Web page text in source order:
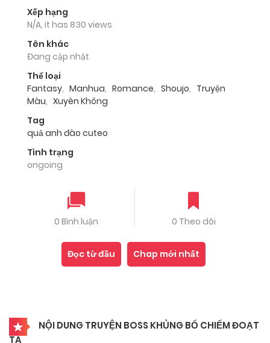
Xếp hạng
N/A, it has 830 views
Tên khác
Đang cập nhật
Thể loại
Fantasy, Manhua, Romance, Shoujo, Truyện
Màu, Xuyên Không
Tag
quả anh đào cuteo
Tình trạng
ongoing
0 Bình luận 0 Theo dõi
Đọc từ đầu Chap mới nhất
NỘI DUNG TRUYỆN BOSS KHỦNG BỐ CHIẾM ĐOẠT
TA